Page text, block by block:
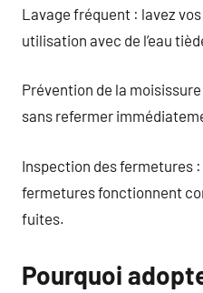
Lavage fréquent : lavez
utilisation avec de l’eau
Prévention de la
sans refermer
Inspection des fermetures
fermetures fonctionnent
fuites.
Pourquoi